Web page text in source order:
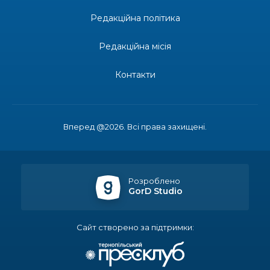
«Дві музи» у Рівному: свято краси, мистецтва
епідеміолог, зоолог
Літо, враження, творчість
Кабмін запровадив персональне фінансування
соцпослуг для ВПО: кошти надходитимуть на
спецрахунки
Вперед @2026. Всі права захищені.
Редакційна політика
Редакційна місія
Контакти
Розроблено
GorD Studio
Сайт створено за підтримки: